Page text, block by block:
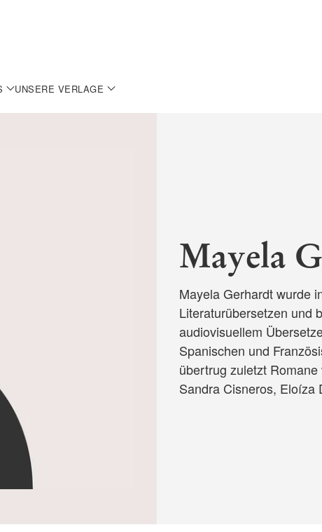
UNSERE VERLAGE
Mayela
Mayela Gerhardt wurde
Literaturübersetzen und
audiovisuellem
Spanischen und
übertrug zuletzt
Sandra Cisneros, Eloíza